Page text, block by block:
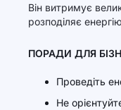
Він витримує
розподіляє
ПОРАДИ ДЛЯ
Проведіть
Не